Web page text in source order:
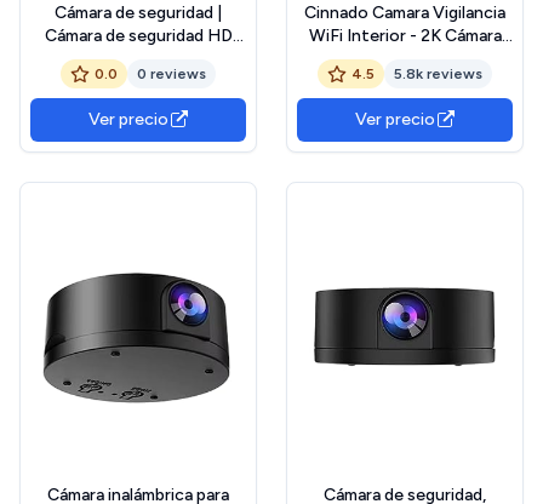
Cámara de seguridad |
Cámara de seguridad HD
para el hogar | Monitor
nocturno de detección
inteligente para interiores y
exteriores, guardería,
garaje, dormitorio,
0.0 0 reviews
Ver precio
Cinnado Camara Vigilancia
WiFi Interior - 2K Cámara
Perros y Bebe con
Seguimiento de
Movimiento, Camaras
Domicilio WiFi IP 360°,
Visión Nocturna, 24/7
4.5 5.8k reviews
Ver precio
Cámara inalámbrica para Cámara de seguridad,